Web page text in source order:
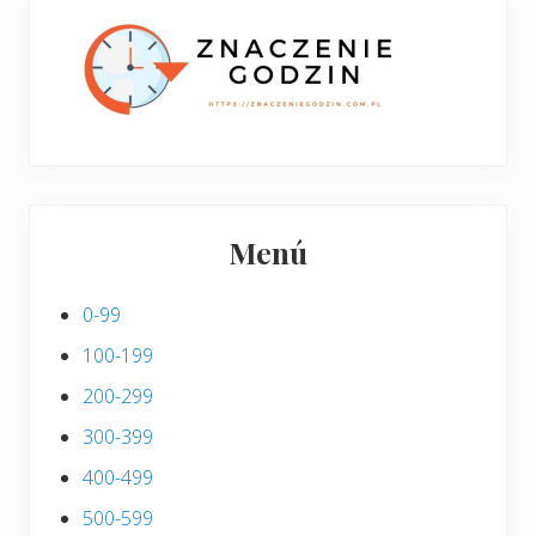
Menú
0-99
100-199
200-299
300-399
400-499
500-599